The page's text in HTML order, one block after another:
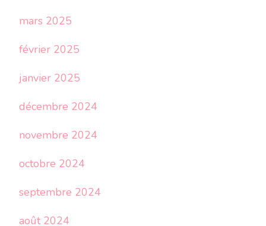
mars 2025
février 2025
janvier 2025
décembre 2024
novembre 2024
octobre 2024
septembre 2024
août 2024